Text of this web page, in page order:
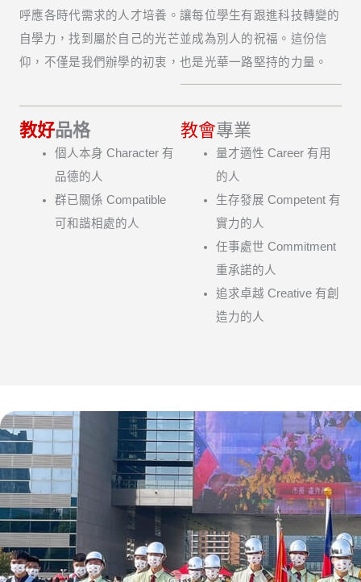
呼應各時代需求的人才培養。讓每位學生有跟進科技轉變的
自學力，找到屬於自己的光芒並成為別人的祝福。這份信
仰，不僅是我們辦學的初衷，也是光華一路堅持的力量。
教好品格
個人本身 Character 有
品德的人
群已關係 Compatible
可和諧相處的人
教會專業
量才適性 Career 有用
的人
生存發展 Competent 有
實力的人
任事處世 Commitment
重承諾的人
追求卓越 Creative 有創
造力的人